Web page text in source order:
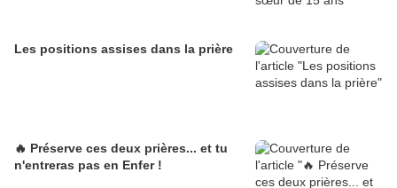
Les positions assises dans la prière
🔥 Préserve ces deux prières... et tu
n'entreras pas en Enfer !